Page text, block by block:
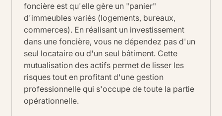
foncière est qu'elle gère un "panier"
d'immeubles variés (logements, bureaux,
commerces). En réalisant un investissement
dans une foncière, vous ne dépendez pas d'un
seul locataire ou d'un seul bâtiment. Cette
mutualisation des actifs permet de lisser les
risques tout en profitant d'une gestion
professionnelle qui s'occupe de toute la partie
opérationnelle.